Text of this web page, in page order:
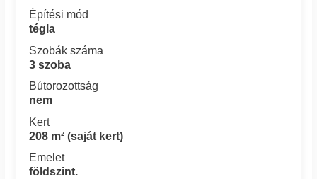
Építési mód
tégla
Szobák száma
3 szoba
Bútorozottság
nem
Kert
208 m² (saját kert)
Emelet
földszint.